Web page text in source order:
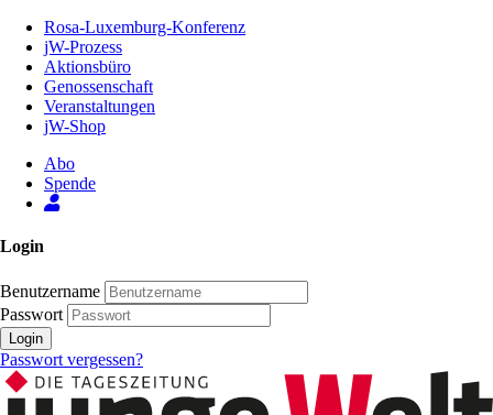
Inhalt
Seite
Rosa-Luxemburg-Konferenz
jW-Prozess
Aktionsbüro
Genossenschaft
Veranstaltungen
jW-Shop
Abo
Spende
Login
Benutzername
Passwort
Login
Passwort vergessen?